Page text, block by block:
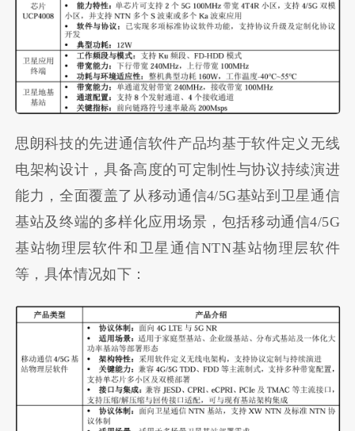
思朗科技的先进通信软件产品均基于软件定义无线
电架构设计，具备高度的可定制性与协议持续演进
能力，全面覆盖了从移动通信4/5G基站到卫星通信
基站及终端的多样化应用场景，包括移动通信4/5G
基站物理层软件和卫星通信NTN基站物理层软件
等，具体情况如下：